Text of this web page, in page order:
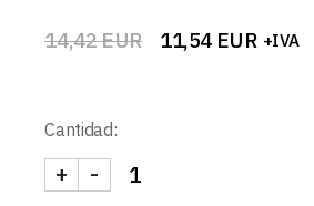
14,42EUR
El
14,42 EUR.
11,54 EUR
El
11,54 EUR.
+IVA
Cantidad:
DOWNLIGHT LED BLANCO
-
+